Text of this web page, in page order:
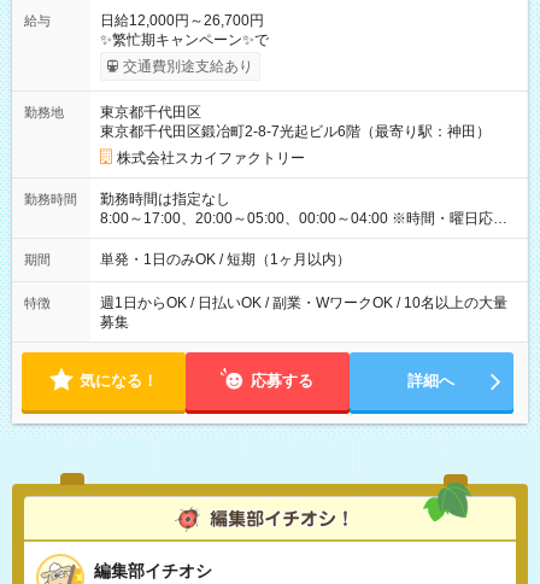
給与
日給12,000円～26,700円
✨繁忙期キャンペーン✨で
交通費別途支給あり
勤務地
東京都千代田区
東京都千代田区鍛冶町2-8-7光起ビル6階（最寄り駅：神田）
株式会社スカイファクトリー
勤務時間
勤務時間は指定なし
8:00～17:00、20:00～05:00、00:00～04:00 ※時間・曜日応相
談 ※深夜・早朝帯もあり ※週1日、1日4ｈから勤務OK！ もち
ろん週5以上のレギュラーワークも☆ 平日のみ・土日のみも
期間 単発・1日のみOK / 短期（1ヶ月以内）
特徴
週1日からOK / 日払いOK / 副業・WワークOK / 10名以上の大量
募集
気になる！ 応募する 詳細へ
編集部イチオシ